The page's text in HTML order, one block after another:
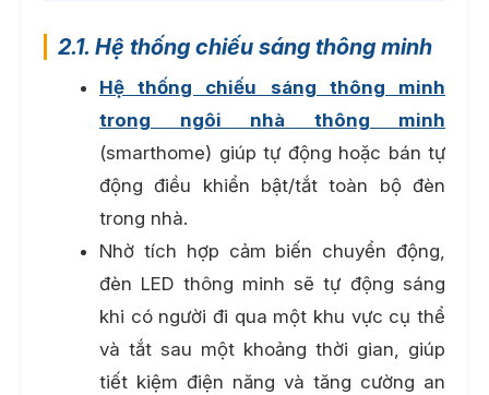
2.1. Hệ thống chiếu sáng thông minh
Hệ thống chiếu sáng thông minh
trong ngôi nhà thông minh
(smarthome) giúp tự động hoặc bán tự
động điều khiển bật/tắt toàn bộ đèn
trong nhà.
Nhờ tích hợp cảm biến chuyển động,
đèn LED thông minh sẽ tự động sáng
khi có người đi qua một khu vực cụ thể
và tắt sau một khoảng thời gian, giúp
tiết kiệm điện năng và tăng cường an